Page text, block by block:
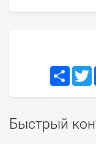
Share
Быстрый